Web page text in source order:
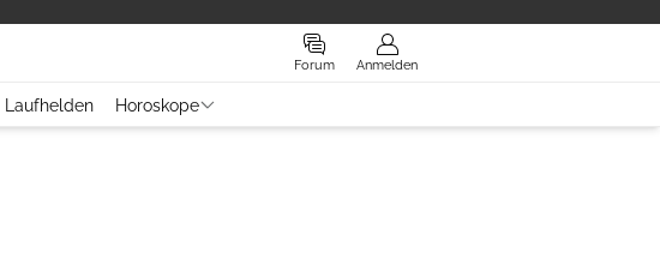
Forum Anmelden
Laufhelden Horoskope